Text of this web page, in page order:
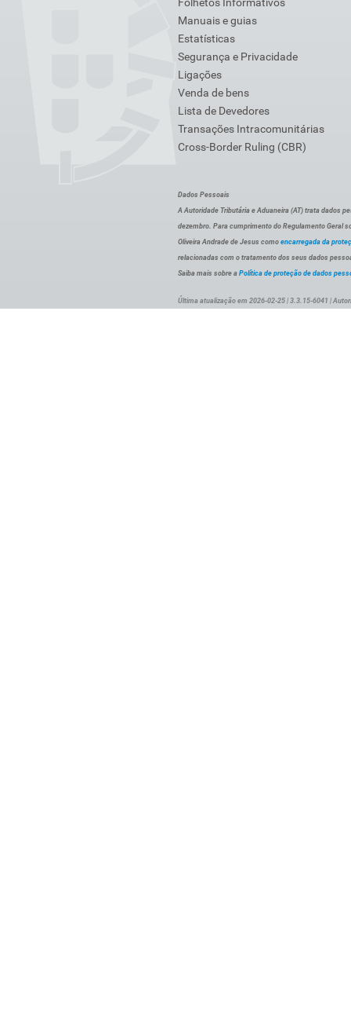
Manuais e guias
Estatísticas
Segurança e Privacidade
Ligações
Venda de bens
Lista de Devedores
Transações Intracomunitárias
Cross-Border Ruling (CBR)
Dados Pessoais
A Autoridade Tributária e Aduaneira (AT) trata dados
dezembro. Para cumprimento do Regulamento Geral
Oliveira Andrade de Jesus como encarregada da
relacionadas com o tratamento dos seus dados
Saiba mais sobre a Política de proteção de dados
Última atualização em 2026-02-25 | 3.3.15-6041 |